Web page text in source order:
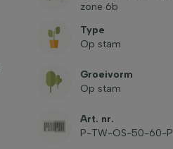
zone 6b
Type
Op stam
Groeivorm
Op stam
Art. nr.
P-TW-OS-50-60-P